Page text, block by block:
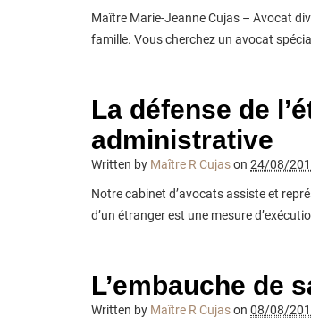
Maître Marie-Jeanne Cujas – Avocat
famille. Vous cherchez un avocat
La défense de
administrative
Written by Maître R Cujason 24/08/
Notre cabinet d’avocats assiste et
d’un étranger est une mesure
L’embauche de
Written by Maître R Cujason 08/08/